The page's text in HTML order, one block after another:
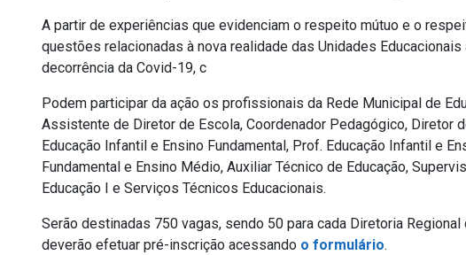
A partir de experiências que evidenciam o respeito mútuo e o
questões relacionadas à nova realidade das Unidades
decorrência da Covid-19, c
Podem participar da ação os profissionais da Rede Municipal de
Assistente de Diretor de Escola, Coordenador Pedagógico, Diretor
Educação Infantil e Ensino Fundamental, Prof. Educação Infantil e
Fundamental e Ensino Médio, Auxiliar Técnico de Educação,
Educação I e Serviços Técnicos Educacionais.
Serão destinadas 750 vagas, sendo 50 para cada Diretoria
deverão efetuar pré-inscrição acessando o formulário.